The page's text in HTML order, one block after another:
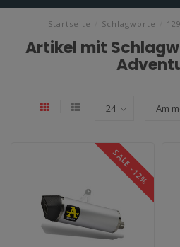
Startseite Schlagworte
Artikel mit
SALE -12%